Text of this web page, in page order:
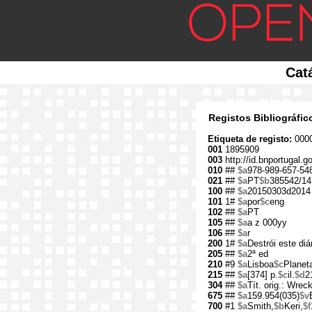
Registos
Etiqueta de registo:
001 1895909
003 http://
010 ## $a978-989-657-
021 ## $aPT$b385542/14
100 ## $a
101 1# $apor$ceng
102 ## $aPT
105 ## $aa z 000yy
106 ## $ar
200 1# $aDestrói este
205 ## $a2ª ed
210 #9 $aLisboa$c
215 ## $a[374] p.$cil.$d
304## $aTít. orig.:
675 ## $a159.954(035)$v
700 #1 $aSmith,$bKeri,$f